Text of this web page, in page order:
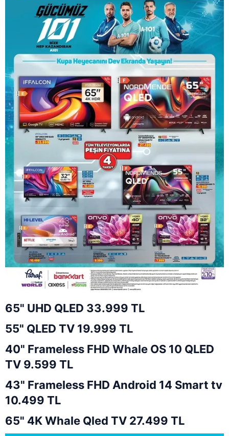
65" UHD QLED 33.999 TL
55" QLED TV 19.999 TL
40" Frameless FHD Whale OS 10 QLED
TV 9.599 TL
43" Frameless FHD Android 14 Smart tv
10.499 TL
65" 4K Whale Qled TV 27.499 TL